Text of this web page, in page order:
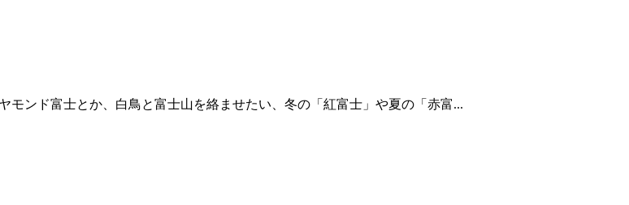
ンド富士とか、白鳥と富士山を絡ませたい、冬の「紅富士」や夏の「赤富...